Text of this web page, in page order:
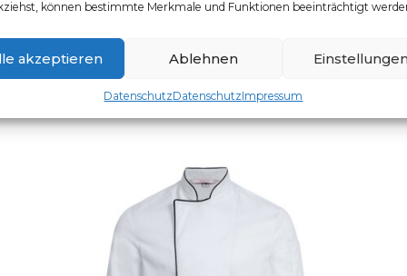
können bestimmte Merkmale und Funktionen beeinträchtigt
akzeptieren Ablehnen Einstellungen
DatenschutzDatenschutzImpressum
Artikelnummer: 5321.8000